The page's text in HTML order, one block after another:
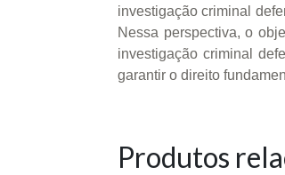
investigação criminal
Nessa perspectiva, o
investigação criminal
garantir o direito
Produtos